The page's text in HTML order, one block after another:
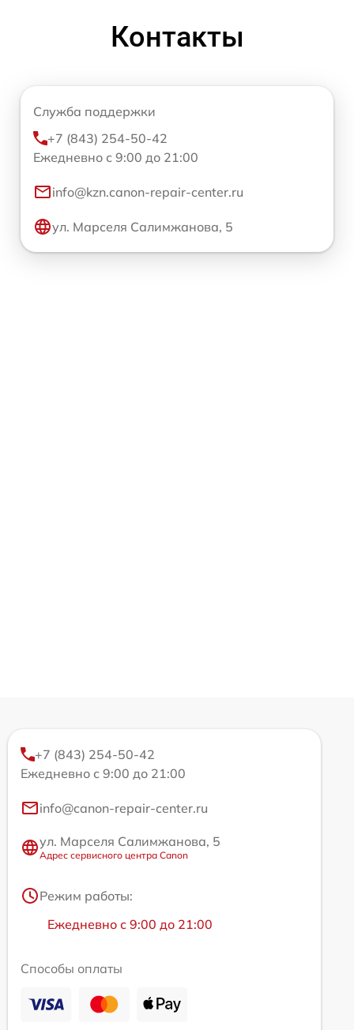
Контакты
Служба поддержки
+7 (843) 254-50-42
Ежедневно с 9:00 до 21:00
info@kzn.canon-repair-center.ru
ул. Марселя Салимжанова, 5
+7 (843) 254-50-42
Ежедневно с 9:00 до 21:00
info@canon-repair-center.ru
ул. Марселя Салимжанова, 5
Адрес сервисного центра Canon
Режим работы:
Ежедневно с 9:00 до 21:00
Способы оплаты